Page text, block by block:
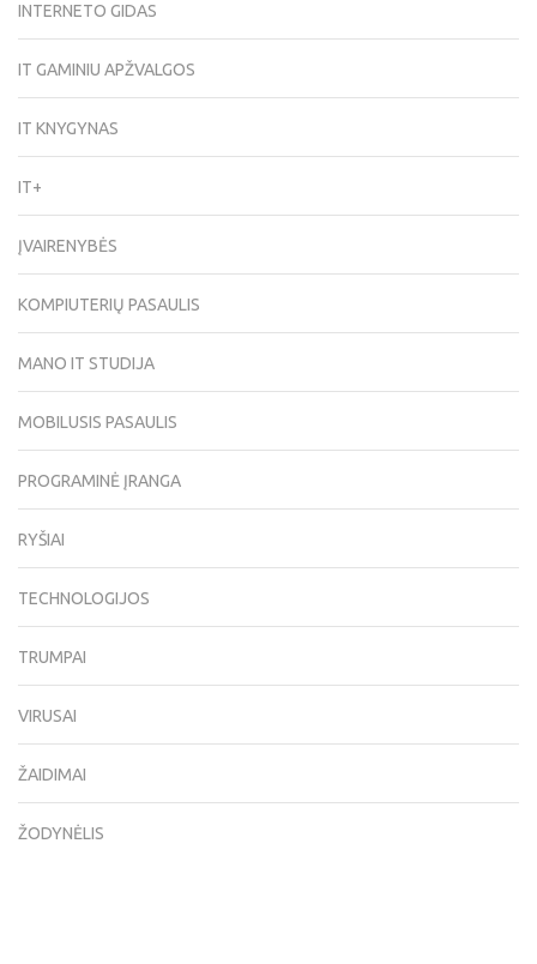
INTERNETO GIDAS
IT GAMINIU APŽVALGOS
IT KNYGYNAS
IT+
ĮVAIRENYBĖS
KOMPIUTERIŲ PASAULIS
MANO IT STUDIJA
MOBILUSIS PASAULIS
PROGRAMINĖ ĮRANGA
RYŠIAI
TECHNOLOGIJOS
TRUMPAI
VIRUSAI
ŽAIDIMAI
ŽODYNĖLIS